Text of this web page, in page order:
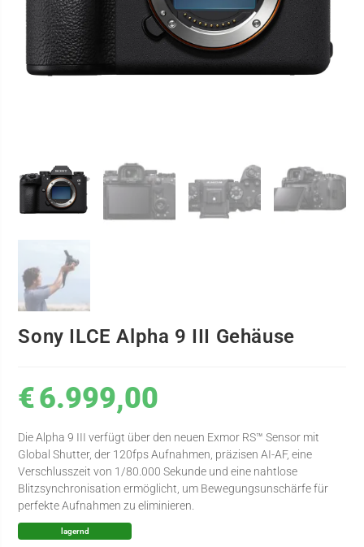
Sony ILCE Alpha 9 III Gehäuse
€6.999,00
Die Alpha 9 III verfügt über den neuen Exmor RS™ Sensor mit
Global Shutter, der 120fps Aufnahmen, präzisen AI-AF, eine
Verschlusszeit von 1/80.000 Sekunde und eine nahtlose
Blitzsynchronisation ermöglicht, um Bewegungsunschärfe für
perfekte Aufnahmen zu eliminieren.
lagernd